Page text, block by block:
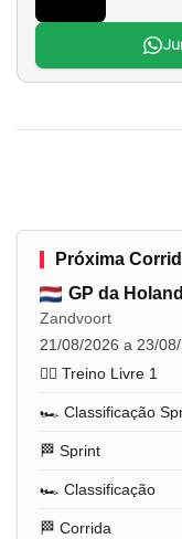
Próxima
GP da
Zandvoort
21/08/2026 a 23/
🏋️‍♂️ Treino Livre 1
🏎️ Classificação
🏁 Sprint
🏎️ Classificação
🏁 Corrida